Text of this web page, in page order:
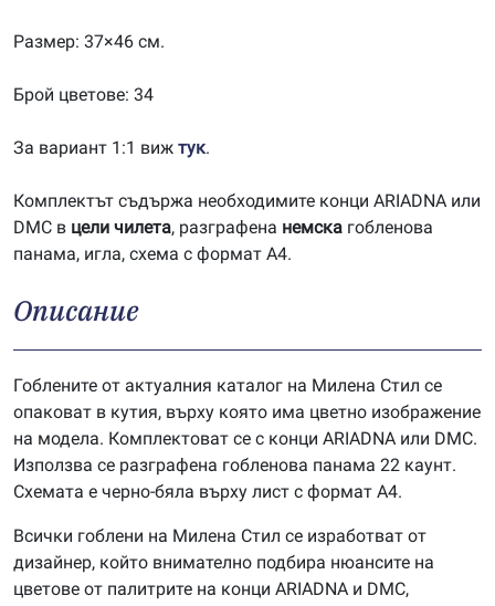
Размер: 37×46 см.
Брой цветове: 34
За вариант 1:1 виж тук.
Комплектът съдържа необходимите конци ARIADNA или
DMC в цели чилета, разграфена немска гобленова
панама, игла, схема с формат А4.
Описание
Гоблените от актуалния каталог на Милена Стил се
опаковат в кутия, върху която има цветно изображение
на модела. Комплектоват се с конци ARIADNA или DMC.
Използва се разграфена гобленова панама 22 каунт.
Схемата е черно-бяла върху лист с формат А4.
Всички гоблени на Милена Стил се изработват от
дизайнер, който внимателно подбира нюансите на
цветове от палитрите на конци ARIADNA и DMC,